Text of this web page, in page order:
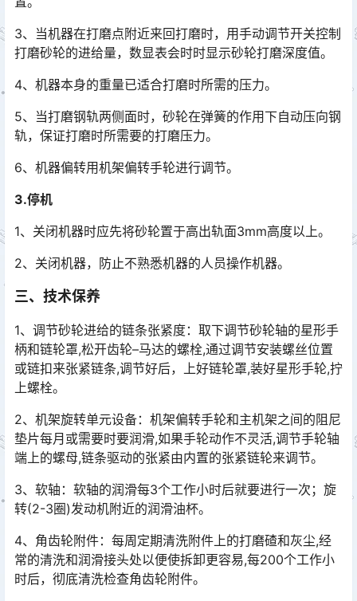
3、当机器在打磨点附近来回打磨时，用手动调节开关控制
打磨砂轮的进给量，数显表会时时显示砂轮打磨深度值。
4、机器本身的重量已适合打磨时所需的压力。
5、当打磨钢轨两侧面时，砂轮在弹簧的作用下自动压向钢
轨，保证打磨时所需要的打磨压力。
6、机器偏转用机架偏转手轮进行调节。
3.停机
1、关闭机器时应先将砂轮置于高出轨面3mm高度以上。
2、关闭机器，防止不熟悉机器的人员操作机器。
三、技术保养
1、调节砂轮进给的链条张紧度：取下调节砂轮轴的星形手
柄和链轮罩,松开齿轮–马达的螺栓,通过调节安装螺丝位置
或链扣来张紧链条,调节好后，上好链轮罩,装好星形手轮,拧
上螺栓。󠅅󠅃󠄵󠅂󠄪󠇖󠆨󠆨󠇕󠆞󠆒󠅬󠇘󠆭󠆘󠇙󠆝󠅵󠇗󠆭󠆁󠄐󠇗󠅹󠅸󠇖󠆍󠅳󠇖󠅹󠅰󠇖󠆌󠅹
2、机架旋转单元设备：机架偏转手轮和主机架之间的阻尼
垫片每月或需要时要润滑,如果手轮动作不灵活,调节手轮轴
端上的螺母,链条驱动的张紧由内置的张紧链轮来调节。
3、软轴：软轴的润滑每3个工作小时后就要进行一次；旋
转(2-3圈)发动机附近的润滑油杯。
4、角齿轮附件：每周定期清洗附件上的打磨碴和灰尘,经
常的清洗和润滑接头处以便使拆卸更容易,每200个工作小
时后，彻底清洗检查角齿轮附件。